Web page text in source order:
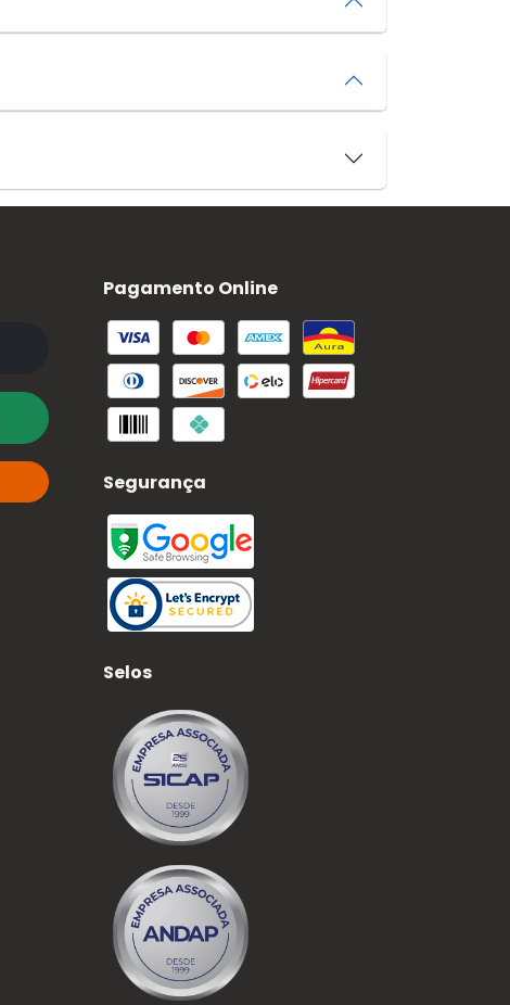
Pagamento Online
Segurança
Selos